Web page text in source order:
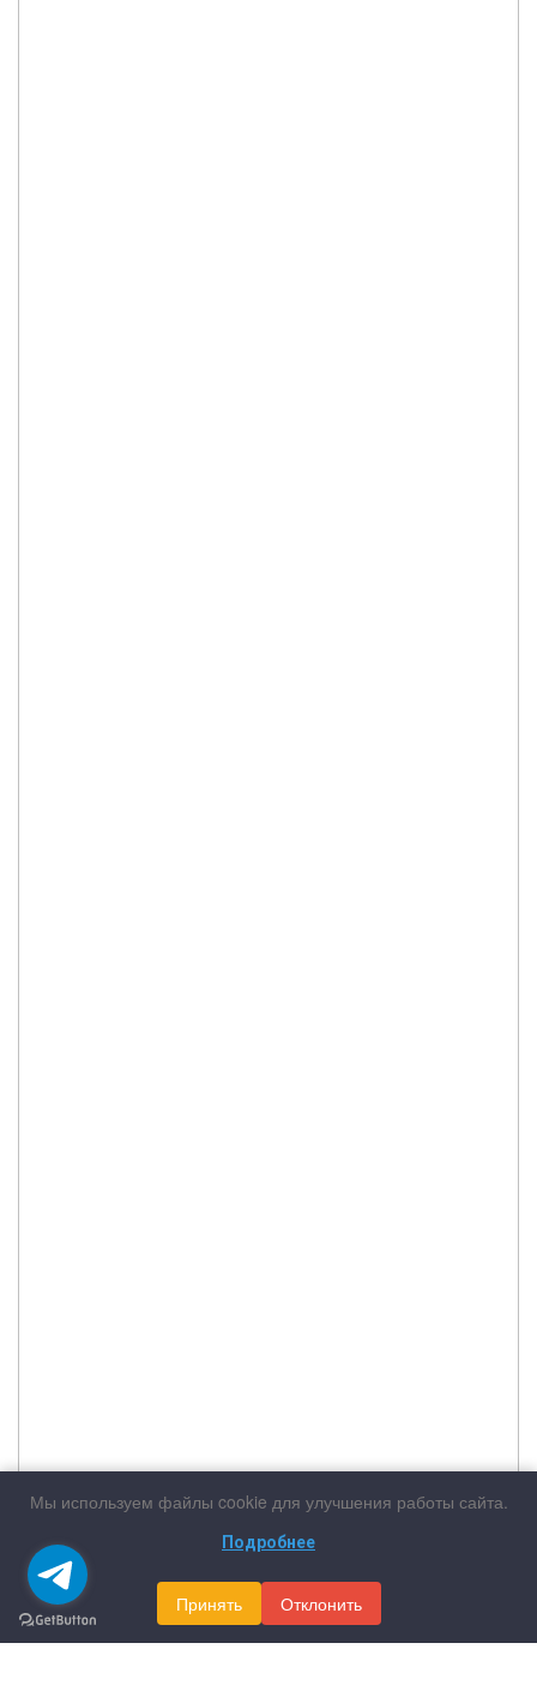
Мы используем файлы cookie для улучшения работы сайта.
Подробнее
Принять Отклонить